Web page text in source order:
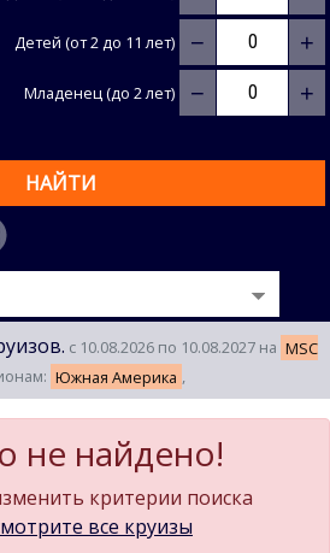
Детей (от 2 до 11 лет) − +
Младенец (до 2 лет) − +
НАЙТИ
с 10.08.2026 по 10.08.2027 на MSC
Южная Америка ,
не найдено!
критерии поиска
все круизы